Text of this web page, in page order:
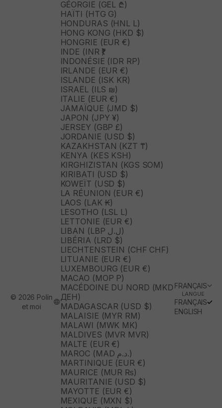
GÉORGIE (GEL ₾)
HAÏTI (HTG G)
HONDURAS (HNL L)
HONG KONG (HKD $)
HONGRIE (EUR €)
INDE (INR ₹)
INDONÉSIE (IDR RP)
IRLANDE (EUR €)
ISLANDE (ISK KR)
ISRAËL (ILS ₪)
ITALIE (EUR €)
JAMAÏQUE (JMD $)
JAPON (JPY ¥)
JERSEY (GBP £)
JORDANIE (USD $)
KAZAKHSTAN (KZT ₸)
KENYA (KES KSH)
KIRGHIZISTAN (KGS SOM)
KIRIBATI (USD $)
KOWEÏT (USD $)
LA RÉUNION (EUR €)
LAOS (LAK ₭)
LESOTHO (LSL L)
LETTONIE (EUR €)
LIBAN (LBP ل.ل)
LIBÉRIA (LRD $)
LIECHTENSTEIN (CHF CHF)
LITUANIE (EUR €)
LUXEMBOURG (EUR €)
MACAO (MOP P)
MACÉDOINE DU NORD (MKD
ДЕН)
MADAGASCAR (USD $)
MALAISIE (MYR RM)
MALAWI (MWK MK)
MALDIVES (MVR MVR)
MALTE (EUR €)
MAROC (MAD د.م.)
MARTINIQUE (EUR €)
MAURICE (MUR ₨)
MAURITANIE (USD $)
MAYOTTE (EUR €)
MEXIQUE (MXN $)
FRANÇAIS
LANGUE
FRANÇAIS
ENGLISH
© 2026 Polín
et moi